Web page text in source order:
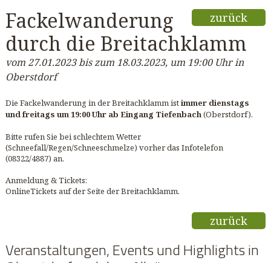
zurück
Fackelwanderung
durch die Breitachklamm
vom 27.01.2023 bis zum 18.03.2023, um 19:00 Uhr in
Oberstdorf
Die Fackelwanderung in der Breitachklamm istimmer dienstags
und freitags um 19:00 Uhr ab Eingang Tiefenbach(Oberstdorf).
Bitte rufen Sie bei schlechtem Wetter
(Schneefall/Regen/Schneeschmelze) vorher das Infotelefon
(08322/4887) an.
Anmeldung & Tickets:
OnlineTickets auf der Seite der Breitachklamm.
zurück
Veranstaltungen, Events und Highlights in